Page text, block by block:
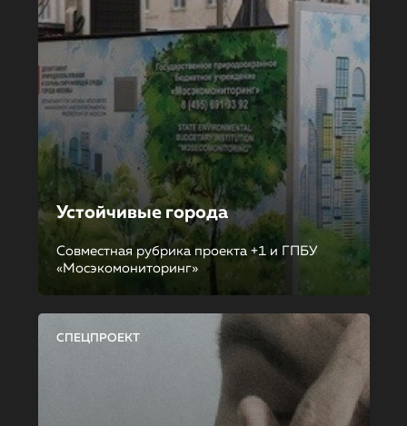
Устойчивые города
Совместная рубрика проекта +1 и ГПБУ
«Мосэкомониторинг»
СПЕЦПРОЕКТ